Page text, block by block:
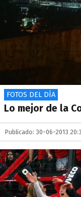
FOTOS DEL DÍA
Lo mejor de la
Publicado: 30-06-2013